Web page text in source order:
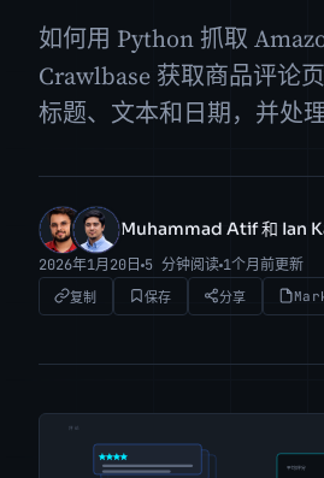
如何用 Python 抓取
Crawlbase 获取商品评论
标题、文本和日期，并处理
MA IK Muhammad Atif 和 Ian
2026年1月20日 5 分钟阅读 1个月前更新
复制 保存 分享